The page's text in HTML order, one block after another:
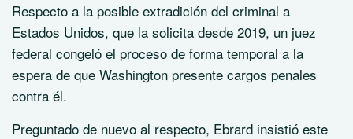
Respecto a la posible extradición del criminal a
Estados Unidos, que la solicita desde 2019, un juez
federal congeló el proceso de forma temporal a la
espera de que Washington presente cargos penales
contra él.
Preguntado de nuevo al respecto, Ebrard insistió este